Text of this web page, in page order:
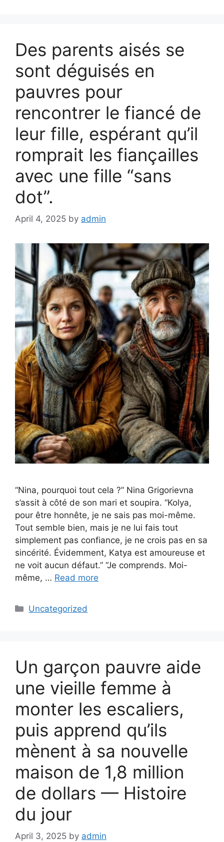
Des parents aisés se
sont déguisés en
pauvres pour
rencontrer le fiancé de
leur fille, espérant qu’il
romprait les fiançailles
avec une fille “sans
dot”.
April 4, 2025 by admin
“Nina, pourquoi tout cela ?” Nina Grigorievna
s’assit à côté de son mari et soupira. “Kolya,
pour être honnête, je ne sais pas moi-même.
Tout semble bien, mais je ne lui fais tout
simplement pas confiance, je ne crois pas en sa
sincérité. Évidemment, Katya est amoureuse et
ne voit aucun défaut.” “Je comprends. Moi-
même, … Read more
Categories
Uncategorized
Un garçon pauvre aide
une vieille femme à
monter les escaliers,
puis apprend qu’ils
mènent à sa nouvelle
maison de 1,8 million
de dollars — Histoire
du jour
April 3, 2025 by admin